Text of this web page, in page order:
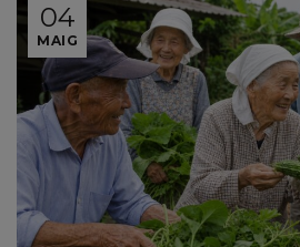
04
MAIG